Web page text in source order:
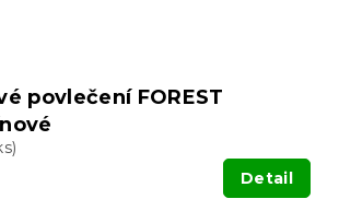
povlečení FOREST
Detail